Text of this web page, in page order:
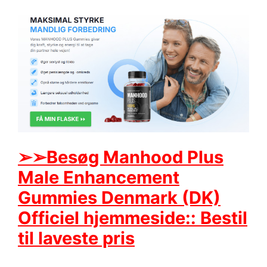
➢➢Besøg Manhood Plus
Male Enhancement
Gummies Denmark (DK)
Officiel hjemmeside:: Bestil
til laveste pris